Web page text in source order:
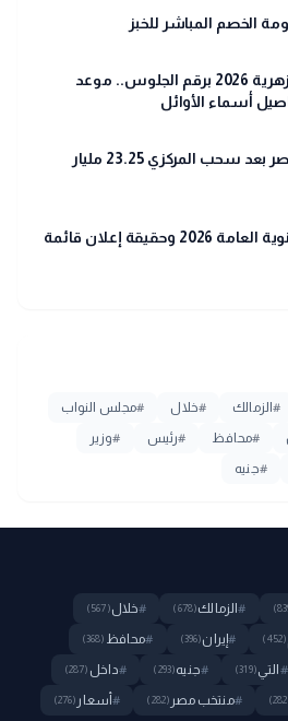
الخصم المباشر للخبز
رابط نتيجة الثانوية الأزهرية 2026 برقم الجلوس.. موعد
أسماء الأوائل
سعر الدولار اليوم بمصر بعد سحب المركزي 23.25 مليار
موعد حسم نتيجة الثانوية العامة 2026 وحقيقة إعلان قائمة
#الزمالك #خلال #مجلس النواب
#محافظ #رئيس #وزير
#جنيه
#الزمالك(678)
#خلال(567)
(452)
#إيران(396)
#محافظ (368)
# التي(319)
#جنيه(293)
#داخل (287)
#منتخب مصر (282)
#أسعار (276)